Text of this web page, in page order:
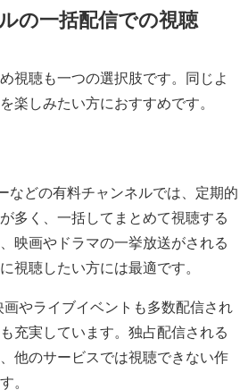
の一括配信での視聴
視聴も一つの選択肢です。同じよ
楽しみたい方におすすめです。
などの有料チャンネルでは、定期的
多く、一括してまとめて視聴する
映画やドラマの一挙放送がされる
視聴したい方には最適です。
やライブイベントも多数配信され
充実しています。独占配信される
他のサービスでは視聴できない作
。